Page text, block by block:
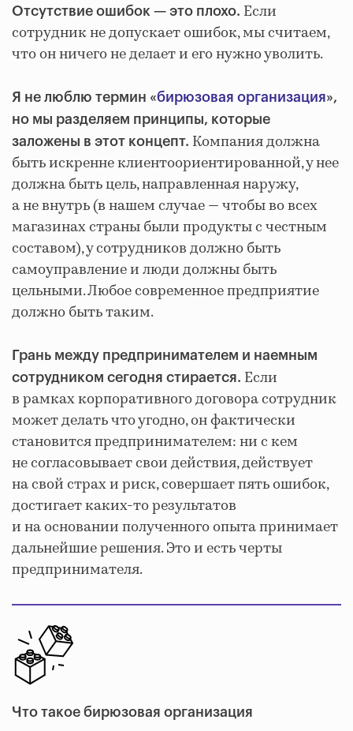
Отсутствие ошибок — это плохо. Если
сотрудник не допускает ошибок, мы считаем,
что он ничего не делает и его нужно уволить.
Я не люблю термин «бирюзовая организация»,
но мы разделяем принципы, которые
заложены в этот концепт. Компания должна
быть искренне клиентоориентированной, у нее
должна быть цель, направленная наружу,
а не внутрь (в нашем случае — чтобы во всех
магазинах страны были продукты с честным
составом), у сотрудников должно быть
самоуправление и люди должны быть
цельными. Любое современное предприятие
должно быть таким.
Грань между предпринимателем и наемным
сотрудником сегодня стирается. Если
в рамках корпоративного договора сотрудник
может делать что угодно, он фактически
становится предпринимателем: ни с кем
не согласовывает свои действия, действует
на свой страх и риск, совершает пять ошибок,
достигает каких-то результатов
и на основании полученного опыта принимает
дальнейшие решения. Это и есть черты
предпринимателя.
Что такое бирюзовая организация